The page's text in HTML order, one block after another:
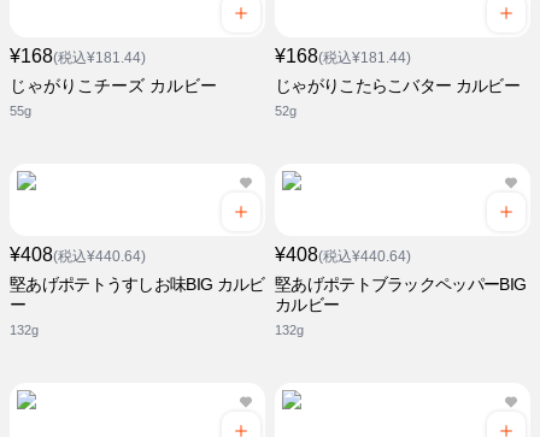
¥168(税込¥181.44)
じゃがりこチーズ カルビー
55g
¥168(税込¥181.44)
じゃがりこたらこバター カルビー
52g
¥408(税込¥440.64)
堅あげポテトうすしお味BIG カルビ
ー
132g
¥408(税込¥440.64)
堅あげポテトブラックペッパーBIG
カルビー
132g